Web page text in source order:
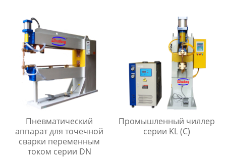
Пневматический
аппарат для точечной
сварки переменным
током серии DN
Промышленный чиллер
серии KL (C)